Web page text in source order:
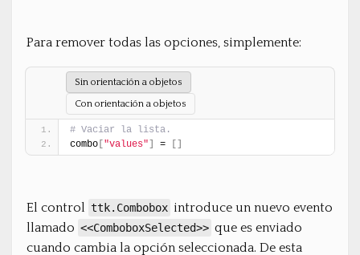
Para remover todas las opciones, simplemente:
Sin orientación a objetos
Con orientación a objetos
# Vaciar la lista.
combo "values" =
El control ttk.Combobox introduce un nuevo evento
llamado <<ComboboxSelected>> que es enviado
cuando cambia la opción seleccionada. De esta